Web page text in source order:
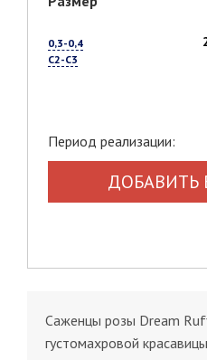
0,3-0,4
С2-С3
Период реализации:
ДОБАВИТЬ
Саженцы розы Dream
густомахровой